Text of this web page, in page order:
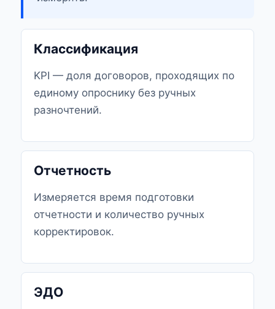
Классификация
KPI — доля договоров, проходящих по
единому опроснику без ручных
разночтений.
Отчетность
Измеряется время подготовки
отчетности и количество ручных
корректировок.
ЭДО